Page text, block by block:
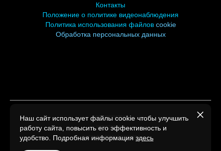
Контакты
Положение о политике видеонаблюдения
Политика использования файлов cookie
Обработка персональных данных
ООО СПОРТПАРТНЕР
УНП193007494
©2026 Все права защищены.
Наш сайт использует файлы cookie чтобы улучшить
работу сайта, повысить его эффективность и
удобство. Подробная информация здесь